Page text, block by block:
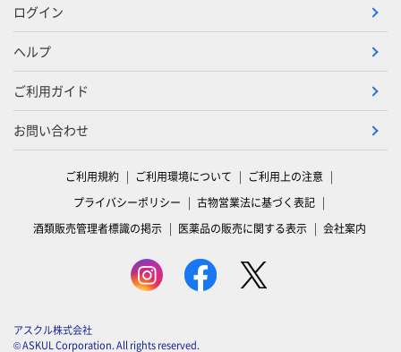
ログイン
ヘルプ
ご利用ガイド
お問い合わせ
ご利用規約 ご利用環境について
ご利用上の注意
プライバシーポリシー
古物営業法に基づく表記
酒類販売管理者標識の掲示
医薬品の販売に関する表示 会社案内
アスクル株式会社
© ASKUL Corporation. All rights reserved.